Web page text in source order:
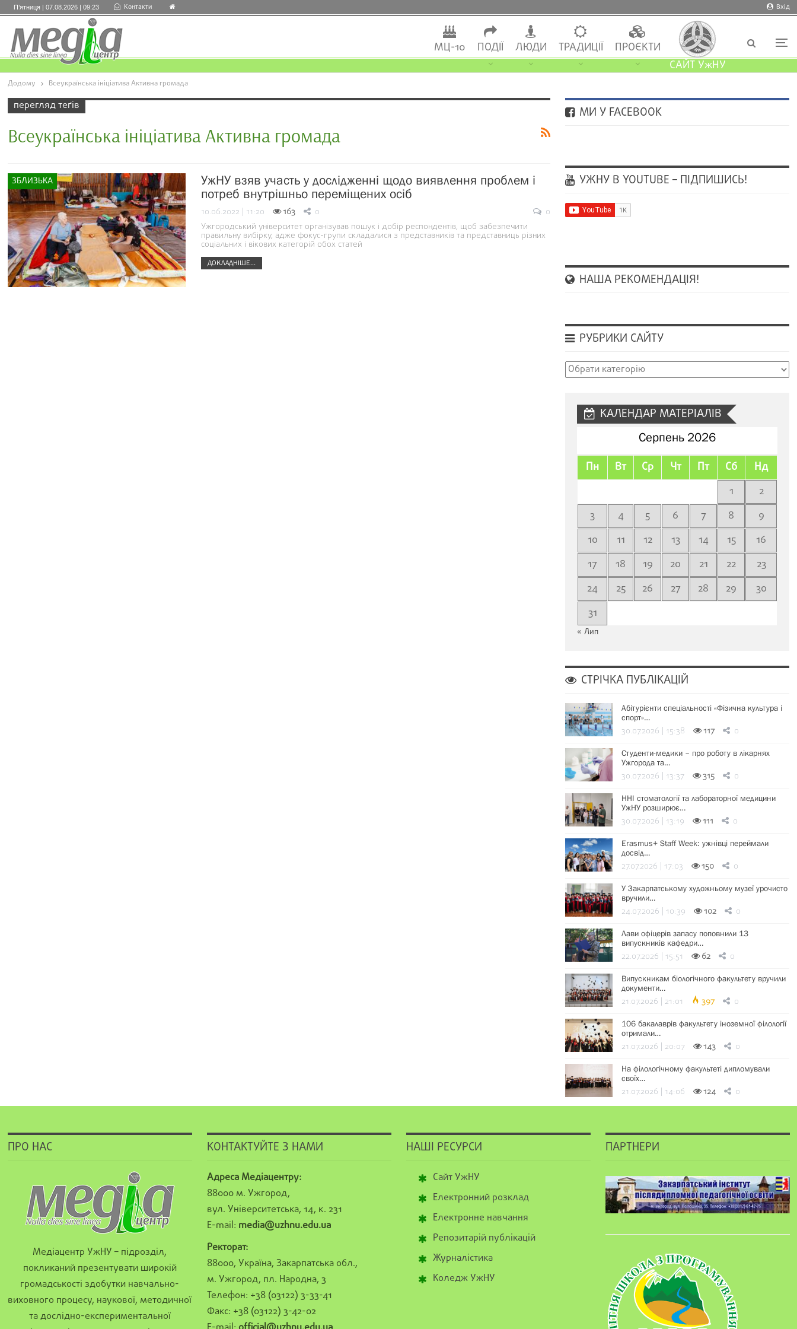
Вхід
П’ятниця | 07.08.2026 | 09:23 Контакти
МЦ-10 ПОДІЇ ЛЮДИ ТРАДИЦІЇ
ПРОЄКТИ
САЙТ УжНУ
Додому Всеукраїнська ініціатива Активна громада
перегляд теґів
Всеукраїнська ініціатива Активна громада
ЗБЛИЗЬКА
УжНУ взяв участь у дослідженні щодо виявлення проблем і
потреб внутрішньо переміщених осіб
10.06.2022 | 11:20 163 0
0
Ужгородський університет організував пошук і добір респондентів, щоб забезпечити
правильну вибірку, адже фокус-групи складалися з представників та представниць різних
соціальних і вікових категорій обох статей
ДОКЛАДНІШЕ...
МИ У FACEBOOK
УЖНУ В YOUTUBE – ПІДПИШИСЬ!
НАША РЕКОМЕНДАЦІЯ!
РУБРИКИ САЙТУ
Рубрики
КАЛЕНДАР МАТЕРІАЛІВ
Серпень 2026
Пн Вт Ср Чт Пт Сб Нд
1
2
3
4 5 6 7 8
9
10
11 12 13 14 15
16
17
18 19 20 21 22
23
24
25 26 27 28 29
30
31
« Лип
СТРІЧКА ПУБЛІКАЦІЙ
Абітурієнти спеціальності «Фізична культура і
спорт»…
30.07.2026 | 15:38 117 0
Студенти-медики – про роботу в лікарнях
Ужгорода та…
30.07.2026 | 13:37 315 0
ННІ стоматології та лабораторної медицини
УжНУ розширює…
30.07.2026 | 13:19 111 0
Erasmus+ Staff Week: ужнівці переймали
досвід…
27.07.2026 | 17:03 150 0
У Закарпатському художньому музеї урочисто
вручили…
24.07.2026 | 10:39 102 0
Лави офіцерів запасу поповнили 13
випускників кафедри…
22.07.2026 | 15:51 62 0
Випускникам біологічного факультету вручили
документи…
21.07.2026 | 21:01 397 0
106 бакалаврів факультету іноземної філології
отримали…
21.07.2026 | 20:07 143 0
На філологічному факультеті дипломували
своїх…
21.07.2026 | 14:06 124 0
ПРО НАС
Медіацентр УжНУ – підрозділ,
покликаний презентувати широкій
громадськості здобутки навчально-
виховного процесу, наукової, методичної
та дослідно-експериментальної
КОНТАКТУЙТЕ З НАМИ
Адреса Медіацентру:
88000 м. Ужгород,
вул. Університетська, 14, к. 231
E-mail: media@uzhnu.edu.ua
Ректорат:
88000, Україна, Закарпатська обл.,
м. Ужгород, пл. Народна, 3
Телефон: +38 (03122) 3-33-41
Факс: +38 (03122) 3-42-02
НАШІ РЕСУРСИ
Сайт УжНУ
Електронний розклад
Електронне навчання
Репозитарій публікацій
Журналістика
Коледж УжНУ
ПАРТНЕРИ